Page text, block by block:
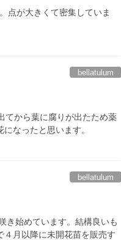
点が大きくて密集していま
bellatulum
てから葉に腐りが出たため薬
なったと思います。
bellatulum
き始めています。結構良いも
月以降に未開花苗を販売す